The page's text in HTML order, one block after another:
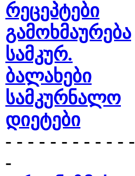
რეცეპტები
გამოხმაურება
სამკურ.
ბალახები
სამკურნალო
დიეტები
- - - - - - - - - - - -
-